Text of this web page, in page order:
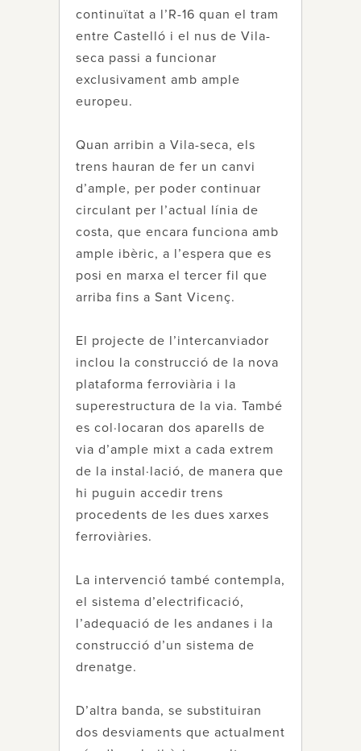
continuïtat a l’R-16 quan el tram
entre Castelló i el nus de Vila-
seca passi a funcionar
exclusivament amb ample
europeu.
Quan arribin a Vila-seca, els
trens hauran de fer un canvi
d’ample, per poder continuar
circulant per l’actual línia de
costa, que encara funciona amb
ample ibèric, a l’espera que es
posi en marxa el tercer fil que
arriba fins a Sant Vicenç.
El projecte de l’intercanviador
inclou la construcció de la nova
plataforma ferroviària i la
superestructura de la via. També
es col·locaran dos aparells de
via d’ample mixt a cada extrem
de la instal·lació, de manera que
hi puguin accedir trens
procedents de les dues xarxes
ferroviàries.
La intervenció també contempla,
el sistema d’electrificació,
l’adequació de les andanes i la
construcció d’un sistema de
drenatge.
D’altra banda, se substituiran
dos desviaments que actualment